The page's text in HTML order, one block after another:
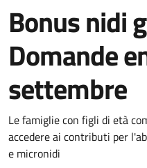
Bonus nidi
Domande
settembre
Dettagli della
Le famiglie con figli di età
accedere ai contributi per
e micronidi